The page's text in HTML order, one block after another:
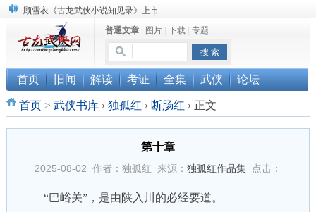
“武侠书库”查缺补漏活动圆满结束
《古龙小说原貌探究》修订版已上市
普通文章| 图片| 下载| 专题
首页 旧闻 解读 考证 全集 武侠 论坛
首页> 武侠书库 › 独孤红 › 断肠红 ›正文
第十章
2025-08-02 作者：独孤红 来源： 独孤红作品集点击：
“巴峪关”，是由陕入川的必经要道。